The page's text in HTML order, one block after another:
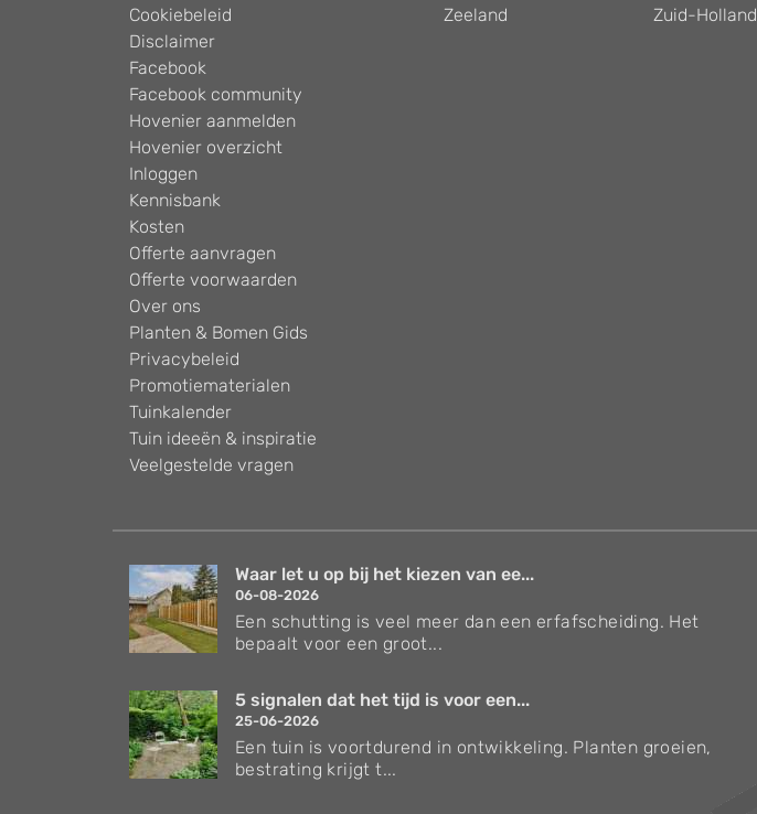
Cookiebeleid
Disclaimer
Facebook
Facebook community
Hovenier aanmelden
Hovenier overzicht
Inloggen
Kennisbank
Kosten
Offerte aanvragen
Offerte voorwaarden
Over ons
Planten & Bomen Gids
Privacybeleid
Promotiematerialen
Tuinkalender
Tuin ideeën & inspiratie
Veelgestelde vragen
Zeeland
Zuid-Holland
Waar let u op bij het kiezen van ee...
06-08-2026
Een schutting is veel meer dan een erfafscheiding. Het
bepaalt voor een groot...
5 signalen dat het tijd is voor een...
25-06-2026
Een tuin is voortdurend in ontwikkeling. Planten groeien,
bestrating krijgt t...